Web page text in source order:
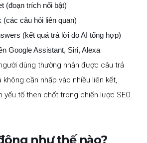
(đoạn trích nổi bật)
(các câu hỏi liên quan)
(kết quả trả lời do AI tổng hợp)
Google Assistant, Siri, Alexa
dùng thường nhận được câu trả
cần nhấp vào nhiều liên kết,
yếu tố then chốt trong chiến lược SEO
như thế nào?